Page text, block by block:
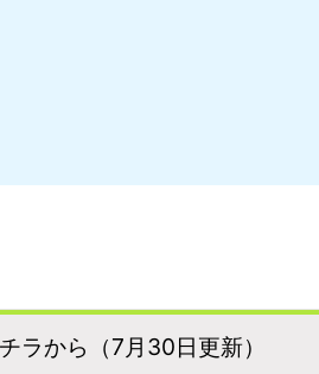
から（7月30日更新）